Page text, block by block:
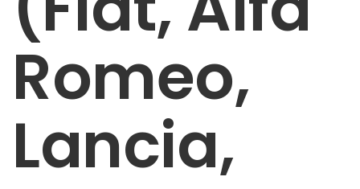
Romeo,
Lancia,